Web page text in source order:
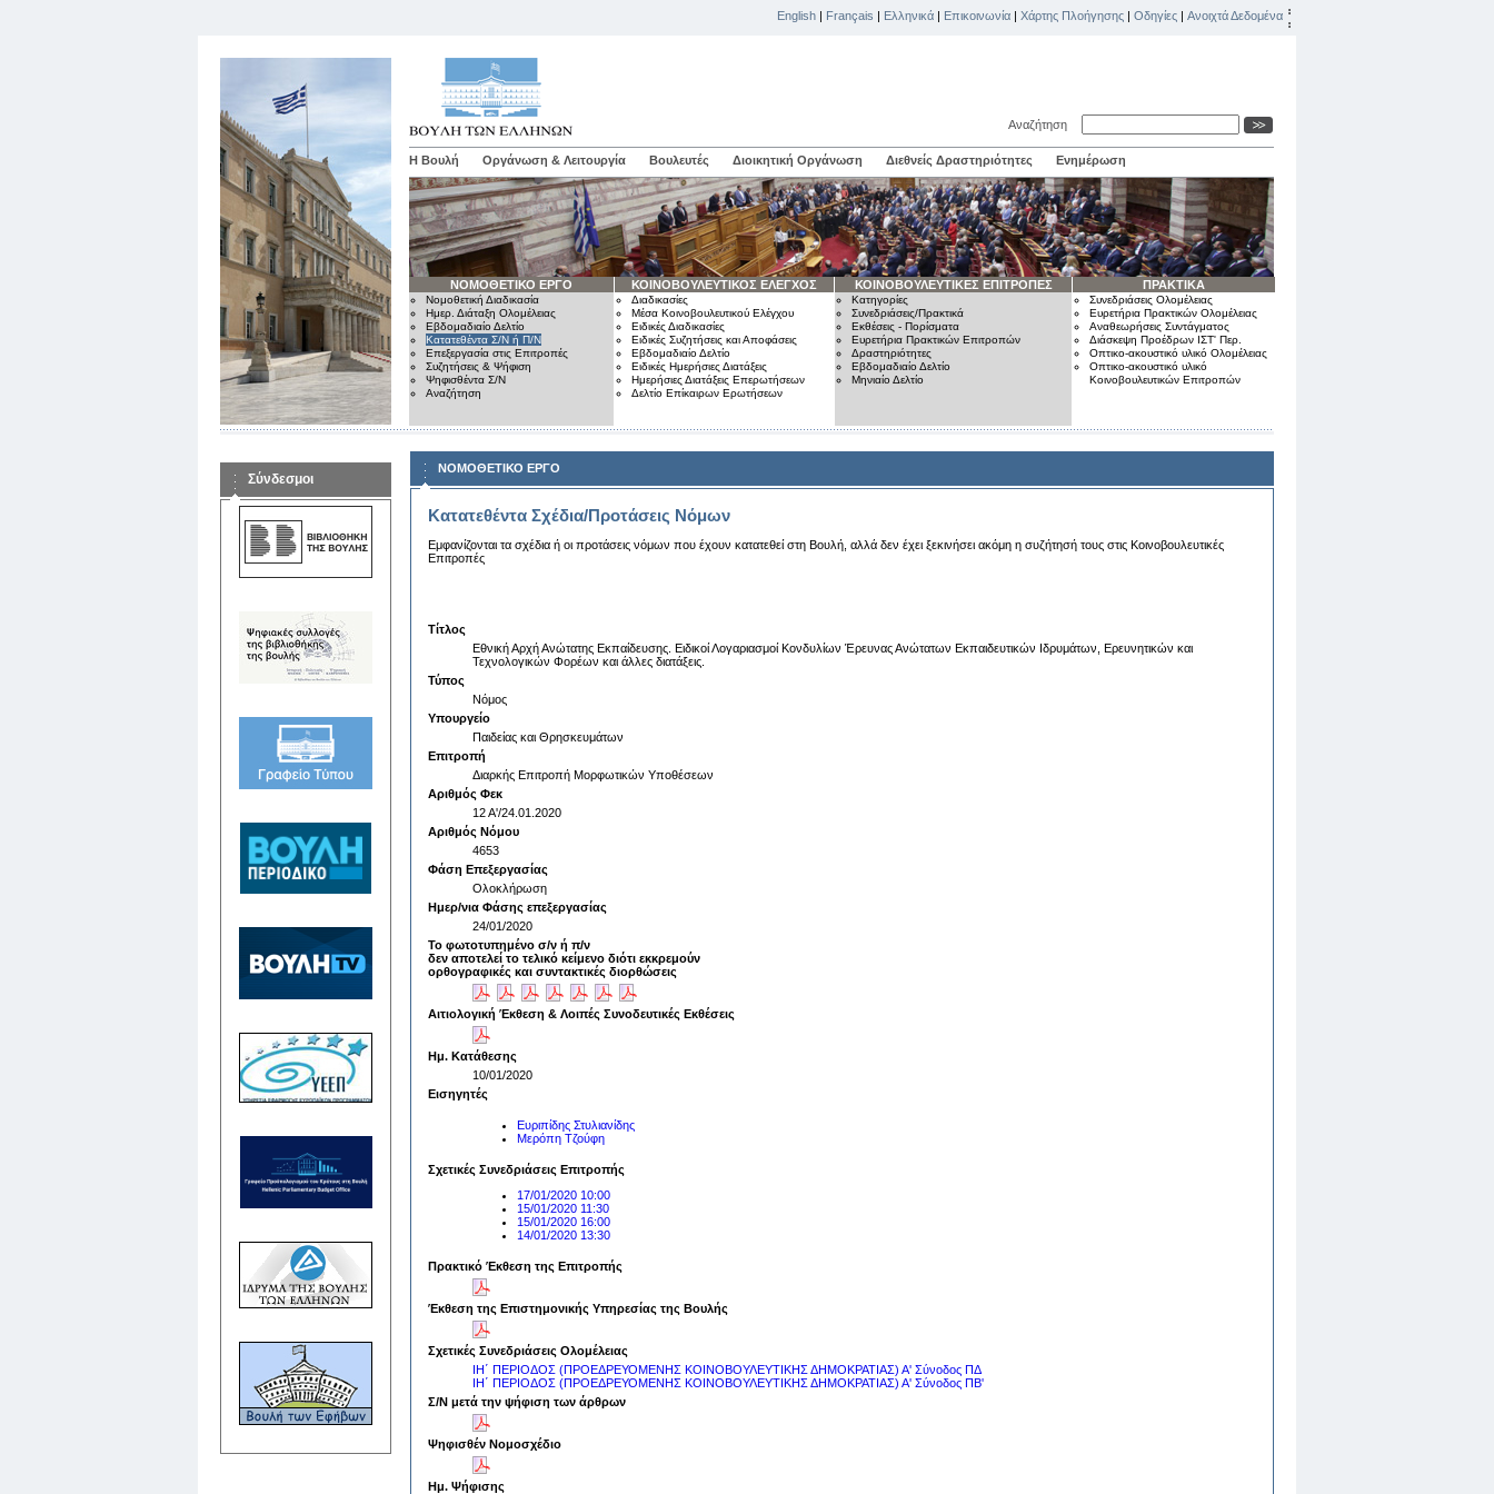
English | Français | Ελληνικά | Επικοινωνία | Χάρτης Πλοήγησης | Οδηγίες | Ανοιχτά Δεδομένα
Αναζήτηση
Η Βουλή Οργάνωση & Λειτουργία Βουλευτές Διοικητική Οργάνωση Διεθνείς Δραστηριότητες Ενημέρωση
ΝΟΜΟΘΕΤΙΚΟ ΕΡΓΟ
Νομοθετική Διαδικασία
Ημερ. Διάταξη Ολομέλειας
Εβδομαδιαίο Δελτίο
Κατατεθέντα Σ/Ν ή Π/Ν
Επεξεργασία στις Επιτροπές
Συζητήσεις & Ψήφιση
Ψηφισθέντα Σ/Ν
Αναζήτηση
ΚΟΙΝΟΒΟΥΛΕΥΤΙΚΟΣ ΕΛΕΓΧΟΣ
Διαδικασίες
Μέσα Κοινοβουλευτικού Ελέγχου
Ειδικές Διαδικασίες
Ειδικές Συζητήσεις και Αποφάσεις
Εβδομαδιαίο Δελτίο
Ειδικές Ημερήσιες Διατάξεις
Ημερήσιες Διατάξεις Επερωτήσεων
Δελτίο Επίκαιρων Ερωτήσεων
ΚΟΙΝΟΒΟΥΛΕΥΤΙΚΕΣ ΕΠΙΤΡΟΠΕΣ
Κατηγορίες
Συνεδριάσεις/Πρακτικά
Εκθέσεις - Πορίσματα
Ευρετήρια Πρακτικών Επιτροπών
Δραστηριότητες
Εβδομαδιαίο Δελτίο
Μηνιαίο Δελτίο
ΠΡΑΚΤΙΚΑ
Συνεδριάσεις Ολομέλειας
Ευρετήρια Πρακτικών Ολομέλειας
Αναθεωρήσεις Συντάγματος
Διάσκεψη Προέδρων ΙΣΤ' Περ.
Οπτικο-ακουστικό υλικό Ολομέλειας
Οπτικο-ακουστικό υλικό
Κοινοβουλευτικών Επιτροπών
Σύνδεσμοι
ΝΟΜΟΘΕΤΙΚΟ ΕΡΓΟ
Κατατεθέντα Σχέδια/Προτάσεις Νόμων
Εμφανίζονται τα σχέδια ή οι προτάσεις νόμων που έχουν κατατεθεί στη Βουλή, αλλά δεν έχει ξεκινήσει ακόμη η συζήτησή τους στις Κοινοβουλευτικές
Επιτροπές
Τίτλος
Εθνική Αρχή Ανώτατης Εκπαίδευσης. Ειδικοί Λογαριασμοί Κονδυλίων Έρευνας Ανώτατων Εκπαιδευτικών Ιδρυμάτων, Ερευνητικών και
Τεχνολογικών Φορέων και άλλες διατάξεις.
Τύπος
Νόμος
Υπουργείο
Παιδείας και Θρησκευμάτων
Επιτροπή
Διαρκής Επιτροπή Μορφωτικών Υποθέσεων
Αριθμός Φεκ
12 A'/24.01.2020
Αριθμός Νόμου
4653
Φάση Επεξεργασίας
Ολοκλήρωση
Ημερ/νια Φάσης επεξεργασίας
24/01/2020
Το φωτοτυπημένο σ/ν ή π/ν
δεν αποτελεί το τελικό κείμενο διότι εκκρεμούν
ορθογραφικές και συντακτικές διορθώσεις
Αιτιολογική Έκθεση & Λοιπές Συνοδευτικές Εκθέσεις
Ημ. Κατάθεσης
10/01/2020
Εισηγητές
Ευριπίδης Στυλιανίδης
Μερόπη Τζούφη
Σχετικές Συνεδριάσεις Επιτροπής
17/01/2020 10:00
15/01/2020 11:30
15/01/2020 16:00
14/01/2020 13:30
Πρακτικό Έκθεση της Επιτροπής
Έκθεση της Επιστημονικής Υπηρεσίας της Βουλής
Σχετικές Συνεδριάσεις Ολομέλειας
ΙΗ΄ ΠΕΡΙΟΔΟΣ (ΠΡΟΕΔΡΕΥΟΜΕΝΗΣ ΚΟΙΝΟΒΟΥΛΕΥΤΙΚΗΣ ΔΗΜΟΚΡΑΤΙΑΣ) Α' Σύνοδος ΠΔ
ΙΗ΄ ΠΕΡΙΟΔΟΣ (ΠΡΟΕΔΡΕΥΟΜΕΝΗΣ ΚΟΙΝΟΒΟΥΛΕΥΤΙΚΗΣ ΔΗΜΟΚΡΑΤΙΑΣ) Α' Σύνοδος ΠΒ'
Σ/Ν μετά την ψήφιση των άρθρων
Ψηφισθέν Νομοσχέδιο
Ημ. Ψήφισης